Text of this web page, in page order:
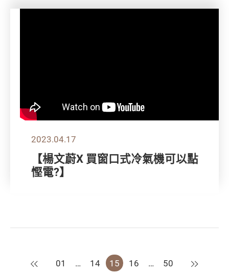
2023.04.17
【楊文蔚X 買窗口式冷氣機可以點
慳電?】
上一頁
01 … 14 15 16 … 50 下一頁